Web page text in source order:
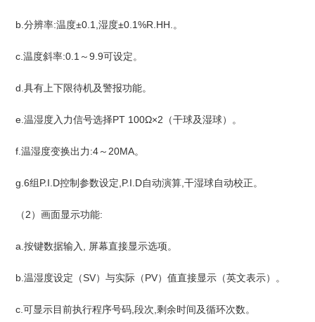
b.分辨率:温度±0.1,湿度±0.1%R.HH.。
c.温度斜率:0.1～9.9可设定。
d.具有上下限待机及警报功能。
e.温湿度入力信号选择PT 100Ω×2（干球及湿球）。
f.温湿度变换出力:4～20MA。
g.6组P.I.D控制参数设定,P.I.D自动演算,干湿球自动校正。
（2）画面显示功能:
a.按键数据输入, 屏幕直接显示选项。
b.温湿度设定（SV）与实际（PV）值直接显示（英文表示）。
c.可显示目前执行程序号码,段次,剩余时间及循环次数。